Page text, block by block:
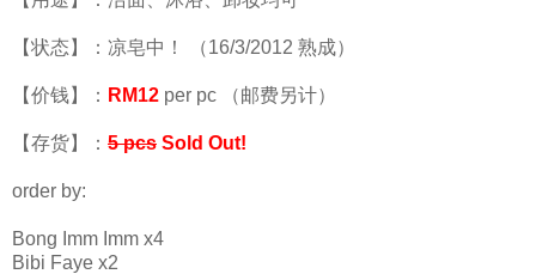
【状态】：凉皂中！ （16/3/2012 熟成）
【价钱】： RM12 per pc （邮费另计）
【存货】： 5 pcs Sold Out!
order by:
Bong Imm Imm x4
Bibi Faye x2